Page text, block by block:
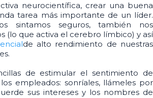
neurocientífica, crear una buena
tarea más importante de un líder.
sintamos seguros, también nos
(lo que activa el cerebro límbico) y así
de alto rendimiento de nuestras
de estimular el sentimiento de
empleados: sonríales, llámeles por
sus intereses y los nombres de